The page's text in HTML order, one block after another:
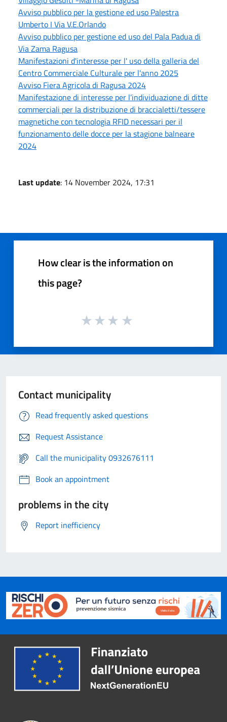
Avviso pubblico per la gestione ed uso Palestra
Umberto I Via V.E.Orlando
Avviso pubblico per gestione ed uso del Pala Padua di
Via Zama Ragusa
Manifestazioni d'interesse per l' uso della galleria del
Centro Commerciale Culturale per l'anno 2025
Avviso Fiera Agricola di Ragusa 2024
Manifestazione di interesse per l’individuazione di ditte
commerciali per la distribuzione di braccialetti/tessere
magnetiche con tecnologia RFID necessari per il
funzionamento delle docce per la stagione balneare
2024
Last update: 14 November 2024, 17:31
How clear is the information on
this page?
Contact municipality
Read frequently asked questions
Request Assistance
Call the municipality 0932676111
Book an appointment
problems in the city
Report inefficiency